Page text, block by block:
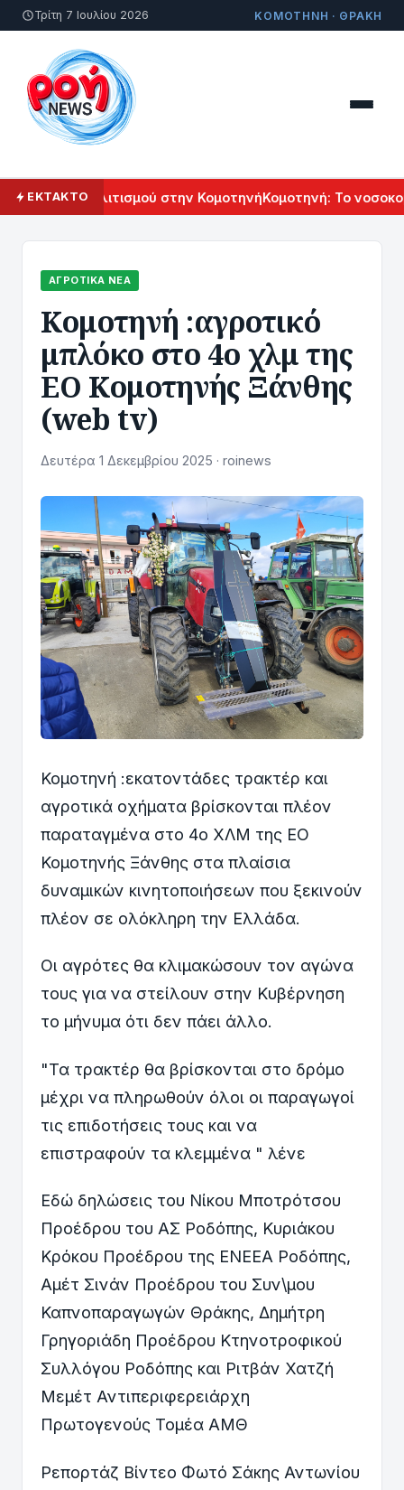
Τρίτη 7 Ιουλίου 2026 ΚΟΜΟΤΗΝΗ · ΘΡΑΚΗ
ΕΚΤΑΚΤΟΠολιτισμού στην ΚομοτηνήΚομοτηνή: Το
ΑΓΡΟΤΙΚΆ ΝΈΑ
Κομοτηνή :αγροτικό
μπλόκο στο 4ο χλμ της
ΕΟ Κομοτηνής Ξάνθης
(web tv)
Δευτέρα 1 Δεκεμβρίου 2025 · roinews
Κομοτηνή :εκατοντάδες τρακτέρ και
αγροτικά οχήματα βρίσκονται πλέον
παραταγμένα στο 4ο ΧΛΜ της ΕΟ
Κομοτηνής Ξάνθης στα πλαίσια
δυναμικών κινητοποιήσεων που ξεκινούν
πλέον σε ολόκληρη την Ελλάδα.
Οι αγρότες θα κλιμακώσουν τον αγώνα
τους για να στείλουν στην Κυβέρνηση
το μήνυμα ότι δεν πάει άλλο.
"Τα τρακτέρ θα βρίσκονται στο δρόμο
μέχρι να πληρωθούν όλοι οι παραγωγοί
τις επιδοτήσεις τους και να
επιστραφούν τα κλεμμένα " λένε
Εδώ δηλώσεις του Νίκου Μποτρότσου
Προέδρου του ΑΣ Ροδόπης, Κυριάκου
Κρόκου Προέδρου της ΕΝΕΕΑ Ροδόπης,
Αμέτ Σινάν Προέδρου του Συν\μου
Καπνοπαραγωγών Θράκης, Δημήτρη
Γρηγοριάδη Προέδρου Κτηνοτροφικού
Συλλόγου Ροδόπης και Ριτβάν Χατζή
Μεμέτ Αντιπεριφερειάρχη
Πρωτογενούς Τομέα ΑΜΘ
Ρεπορτάζ Βίντεο Φωτό Σάκης Αντωνίου